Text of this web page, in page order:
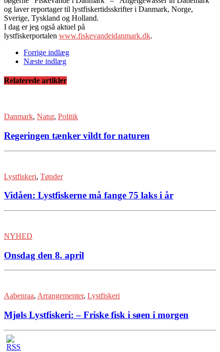
og laver reportager til lystfiskertidsskrifter i Danmark, Norge,
Sverige, Tyskland og Holland.
I dag er jeg også aktuel på
lystfiskerportalen www.fiskevandeidanmark.dk.
Forrige indlæg
Næste indlæg
Relaterede artikler
Danmark, Natur, Politik
Regeringen tænker vildt for naturen
Lystfiskeri, Tønder
Vidåen: Lystfiskerne må fange 75 laks i år
NYHED
Onsdag den 8. april
Aabenraa, Arrangementer, Lystfiskeri
Mjøls Lystfiskeri: – Friske fisk i søen i morgen